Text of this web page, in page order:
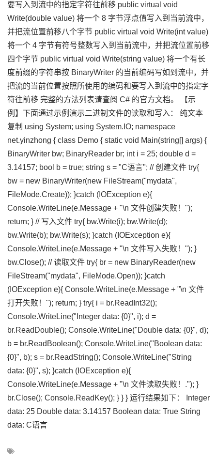
要写入到流中的指定字符往前移 public virtual void
Write(double value) 将一个 8 字节浮点值写入到当前流中，
并把流位置前移八个字节 public virtual void Write(int value)
将一个 4 字节有符号整数写入到当前流中，并把流位置前移
四个字节 public virtual void Write(string value) 将一个有长
度前缀的字符串按 BinaryWriter 的当前编码写如到流中，并
把流的当前位置按照所使用的编码和要写入到流中的指定字
符往前移 完整的方法列表请查阅 C# 的官方文档。 【示
例】下面通过示例演示二进制文件的读取和写入： 纯文本
复制 using System; using System.IO; namespace
net.yinzhong { class Demo { static void Main(string[] args) {
BinaryWriter bw; BinaryReader br; int i = 25; double d =
3.14157; bool b = true; string s = "C语言"; // 创建文件 try{
bw = new BinaryWriter(new FileStream("mydata",
FileMode.Create)); }catch (IOException e){
Console.WriteLine(e.Message + "\n 文件创建失败！");
return; } // 写入文件 try{ bw.Write(i); bw.Write(d);
bw.Write(b); bw.Write(s); }catch (IOException e){
Console.WriteLine(e.Message + "\n 文件写入失败！"); }
bw.Close(); // 读取文件 try{ br = new BinaryReader(new
FileStream("mydata", FileMode.Open)); }catch
(IOException e){ Console.WriteLine(e.Message + "\n 文件
打开失败！"); return; } try{ i = br.ReadInt32();
Console.WriteLine("Integer data: {0}", i); d =
br.ReadDouble(); Console.WriteLine("Double data: {0}", d);
b = br.ReadBoolean(); Console.WriteLine("Boolean data:
{0}", b); s = br.ReadString(); Console.WriteLine("String
data: {0}", s); }catch (IOException e){
Console.WriteLine(e.Message + "\n 文件读取失败！."); }
br.Close(); Console.ReadKey(); } } } 运行结果如下： Integer
data: 25 Double data: 3.14157 Boolean data: True String
data: C语言